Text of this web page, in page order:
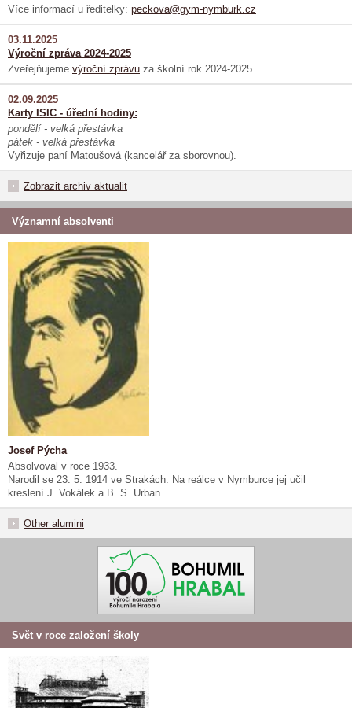
Více informací u ředitelky: peckova@gym-nymburk.cz
03.11.2025
Výroční zpráva 2024-2025
Zveřejňujeme výroční zprávu za školní rok 2024-2025.
02.09.2025
Karty ISIC - úřední hodiny:
pondělí - velká přestávka
pátek - velká přestávka
Vyřizuje paní Matoušová (kancelář za sborovnou).
Zobrazit archiv aktualit
Významní absolventi
Josef Pýcha
Absolvoval v roce 1933.
Narodil se 23. 5. 1914 ve Strakách. Na reálce v Nymburce jej učil
kreslení J. Vokálek a B. S. Urban.
Other alumini
Svět v roce založení školy